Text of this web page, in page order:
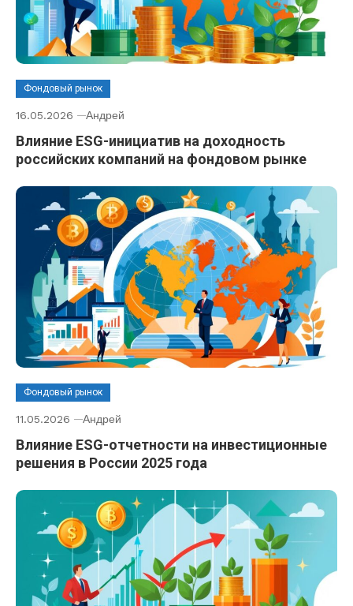
Фондовый рынок
16.05.2026 Андрей
Влияние ESG-инициатив на доходность
российских компаний на фондовом рынке
Фондовый рынок
11.05.2026 Андрей
Влияние ESG-отчетности на инвестиционные
решения в России 2025 года